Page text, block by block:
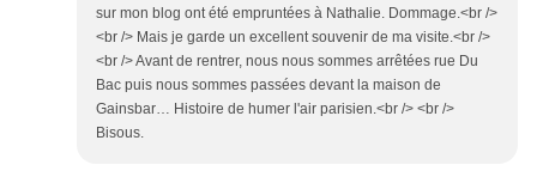
sur mon blog ont été empruntées à Nathalie. Dommage.<br />
<br /> Mais je garde un excellent souvenir de ma visite.<br />
<br /> Avant de rentrer, nous nous sommes arrêtées rue Du
Bac puis nous sommes passées devant la maison de
Gainsbar… Histoire de humer l'air parisien.<br /> <br />
Bisous.